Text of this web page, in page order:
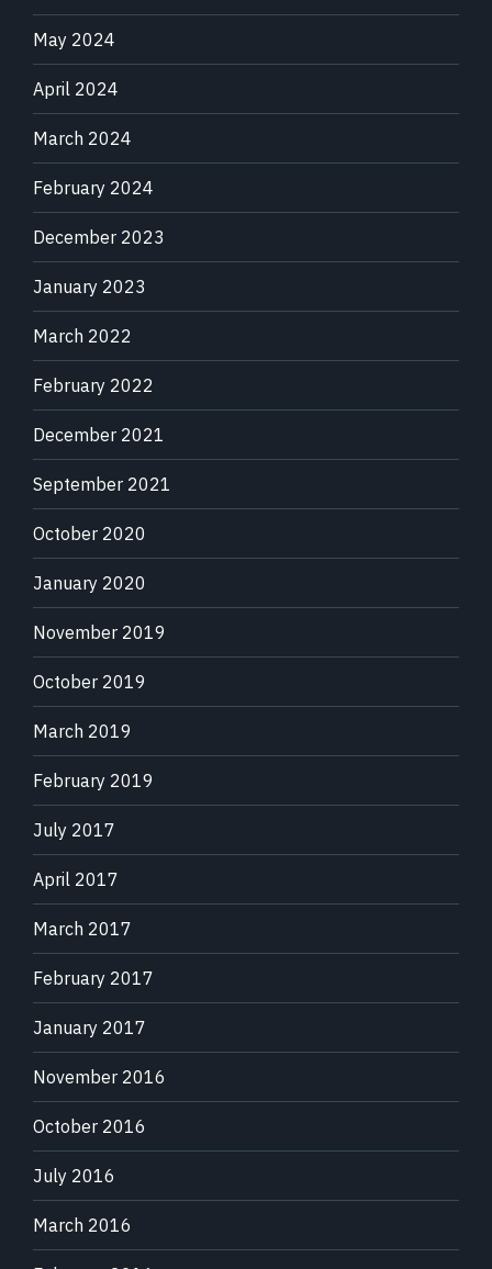
May 2024
April 2024
March 2024
February 2024
December 2023
January 2023
March 2022
February 2022
December 2021
September 2021
October 2020
January 2020
November 2019
October 2019
March 2019
February 2019
July 2017
April 2017
March 2017
February 2017
January 2017
November 2016
October 2016
July 2016
March 2016